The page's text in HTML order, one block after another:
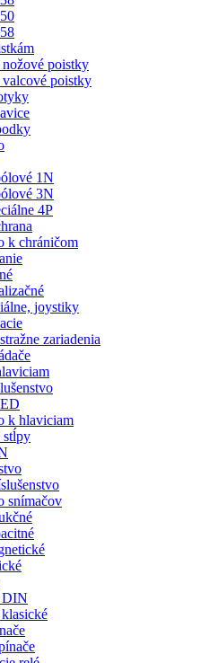
nožové poistky
valcové poistky
1N
3N
4P
k chráničom
joystiky
zariadenia
k hlaviciam
stĺpy
snímačov
DIN